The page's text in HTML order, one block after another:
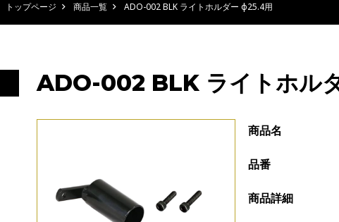
トップページ 商品一覧 ADO-002 BLK ライトホルダー φ25.4用
ADO-002 BLK ライトホル
商品名
品番
商品詳細